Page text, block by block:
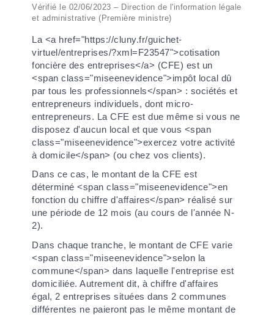
Vérifié le 02/06/2023 – Direction de l'information légale
et administrative (Première ministre)
La <a href="https://cluny.fr/guichet-
virtuel/entreprises/?xml=F23547">cotisation
foncière des entreprises</a> (CFE) est un
<span class="miseenevidence">impôt local dû
par tous les professionnels</span> : sociétés et
entrepreneurs individuels, dont micro-
entrepreneurs. La CFE est due même si vous ne
disposez d'aucun local et que vous <span
class="miseenevidence">exercez votre activité
à domicile</span> (ou chez vos clients).
Dans ce cas, le montant de la CFE est
déterminé <span class="miseenevidence">en
fonction du chiffre d'affaires</span> réalisé sur
une période de 12 mois (au cours de l'année N-
2).
Dans chaque tranche, le montant de CFE varie
<span class="miseenevidence">selon la
commune</span> dans laquelle l'entreprise est
domiciliée. Autrement dit, à chiffre d'affaires
égal, 2 entreprises situées dans 2 communes
différentes ne paieront pas le même montant de